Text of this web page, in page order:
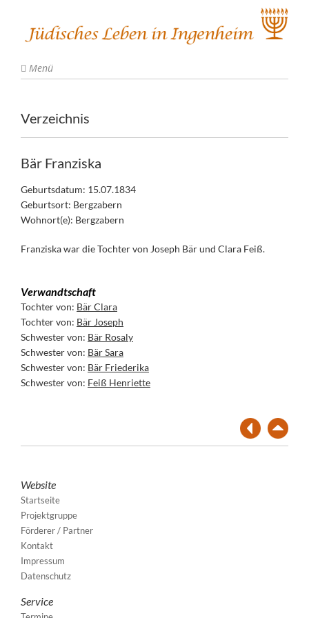
Menü
Verzeichnis
Bär Franziska
Geburtsdatum: 15.07.1834
Geburtsort: Bergzabern
Wohnort(e): Bergzabern
Franziska war die Tochter von Joseph Bär und Clara Feiß.
Verwandtschaft
Tochter von: Bär Clara
Tochter von: Bär Joseph
Schwester von: Bär Rosaly
Schwester von: Bär Sara
Schwester von: Bär Friederika
Schwester von: Feiß Henriette
Website
Startseite
Projektgruppe
Förderer / Partner
Kontakt
Impressum
Datenschutz
Service